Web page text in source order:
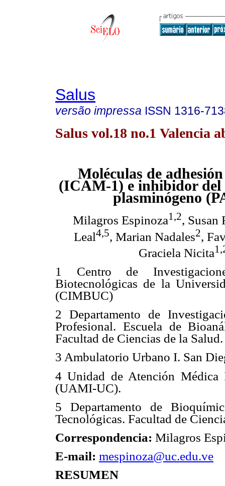
Salus
versão impressa ISSN 1316-
Salus vol.18 no.1 Valencia
Moléculas de
(ICAM-1) e inhibidor del
plasminógeno
Milagros Espinoza1,2, Susan
Leal4,5, Marian Nadales2,
Graciela Nicita
1 Centro de
Biotecnológicas de la
(CIMBUC)
2 Departamento de
Profesional. Escuela de
Facultad de Ciencias de la
3 Ambulatorio Urbano I. San
4 Unidad de Atención Médica
(UAMI-UC).
5 Departamento de
Tecnológicas. Facultad de
Correspondencia: Milagros
E-mail: mespinoza@uc.edu.ve
RESUMEN